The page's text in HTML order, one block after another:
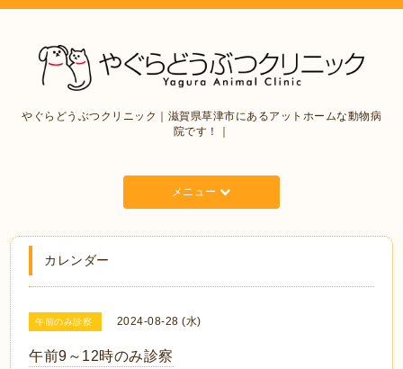
やぐらどうぶつクリニック｜滋賀県草津市にあるアットホームな動物病
院です！｜
メニュー
カレンダー
午前のみ診察 2024-08-28 (水)
午前9～12時のみ診察